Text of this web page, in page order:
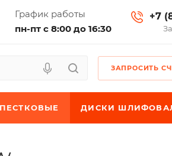
График работы
пн-пт с 8:00 до 16:30
+7
ЗАПРОСИТЬ
ДИСКИ